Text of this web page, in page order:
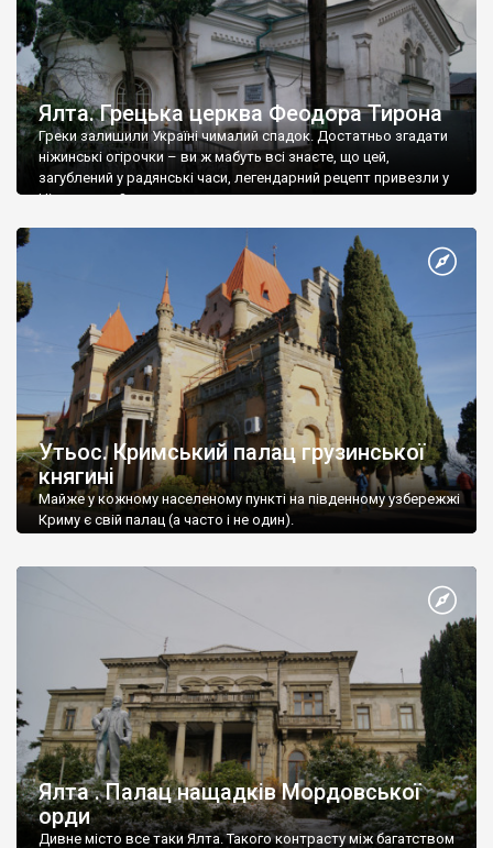
Ялта. Грецька церква Феодора Тирона
Греки залишили Україні чималий спадок. Достатньо згадати
ніжинські огірочки – ви ж мабуть всі знаєте, що цей,
загублений у радянські часи, легендарний рецепт привезли у
Ніжин греки?
Утьос. Кримський палац грузинської
княгині
Майже у кожному населеному пункті на південному узбережжі
Криму є свій палац (а часто і не один).
Ялта . Палац нащадків Мордовської
орди
Дивне місто все таки Ялта. Такого контрасту між багатством